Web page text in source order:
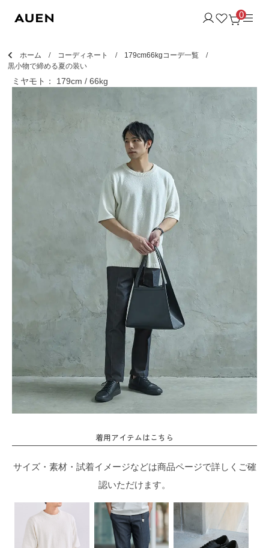
0
ホーム コーディネート
179cm66kgコーデ一覧
黒小物で締める夏の装い
ミヤモト： 179cm / 66kg
着用アイテムはこちら
サイズ・素材・試着イメージなどは商品ページで詳しくご確
認いただけます。